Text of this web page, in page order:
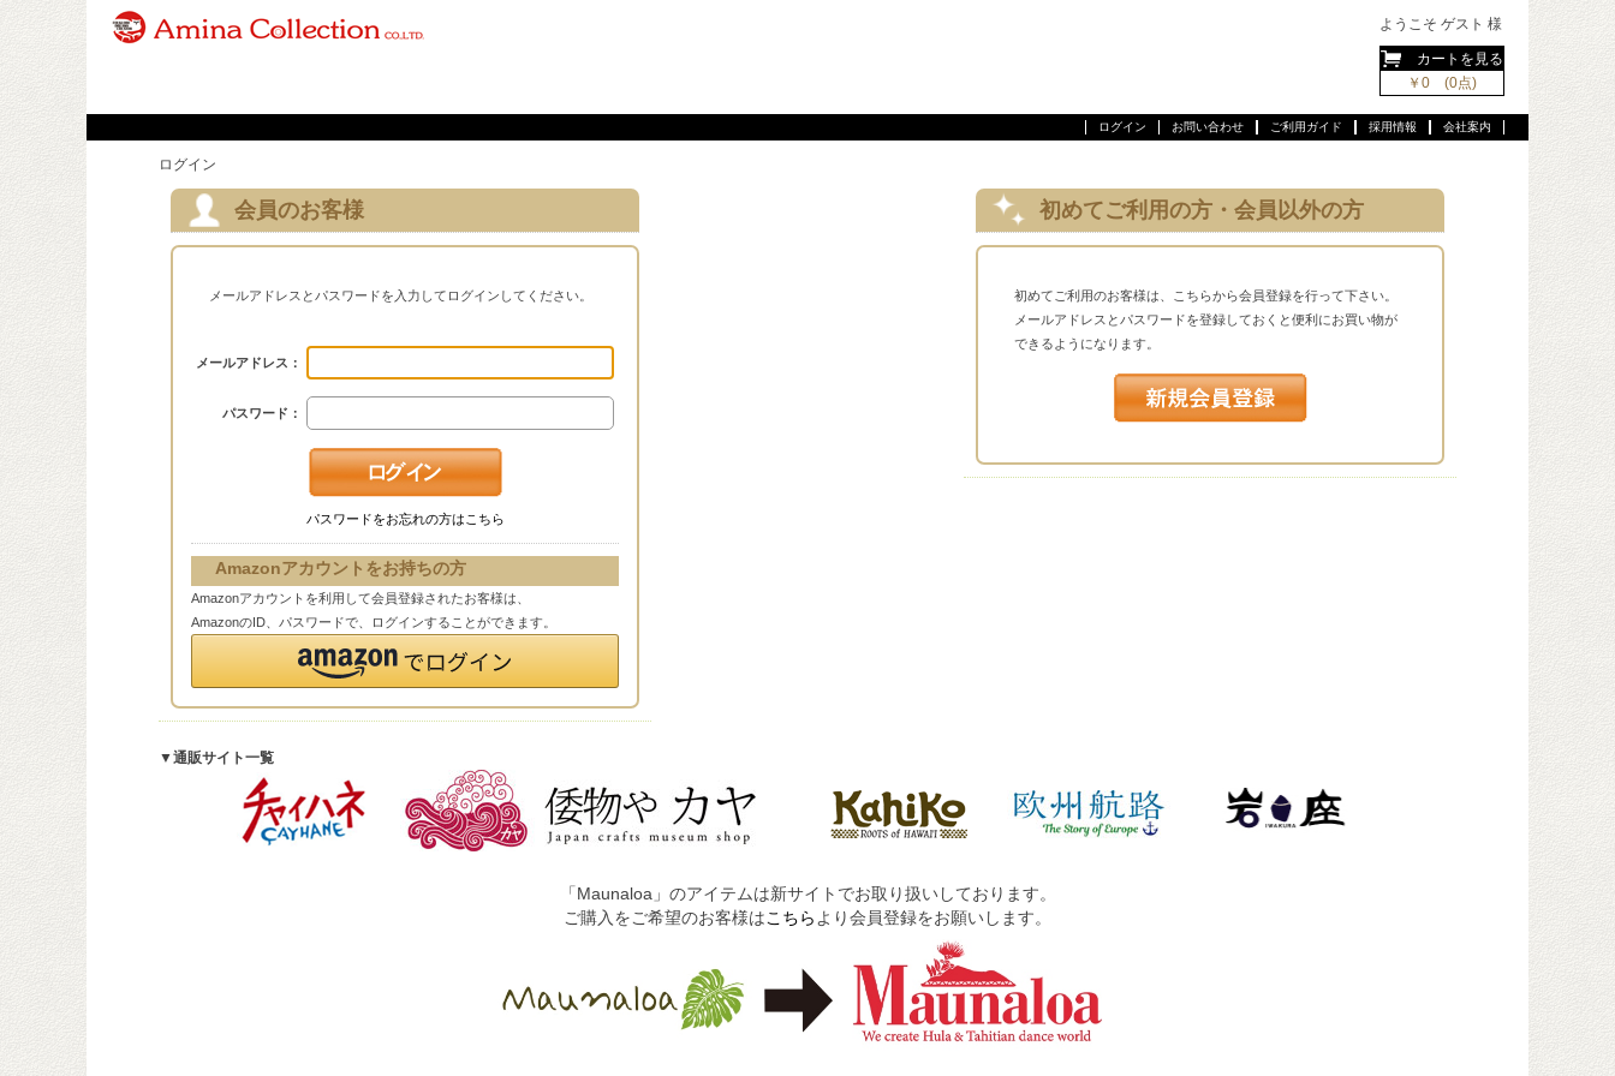
ようこそ ゲスト 様
カートを見る
￥0 (0点)
会社案内
採用情報
ご利用ガイド
お問い合わせ
ログイン
ログイン
会員のお客様
メールアドレスとパスワードを入力してログインしてください。
メールアドレス：
パスワード：
パスワードをお忘れの方はこちら
Amazonアカウントをお持ちの方
Amazonアカウントを利用して会員登録されたお客様は、
AmazonのID、パスワードで、ログインすることができます。
初めてご利用の方・会員以外の方
初めてご利用のお客様は、こちらから会員登録を行って下さい。
メールアドレスとパスワードを登録しておくと便利にお買い物が
できるようになります。
▼通販サイト一覧
「Maunaloa」のアイテムは新サイトでお取り扱いしております。
ご購入をご希望のお客様はこちら より会員登録をお願いします。